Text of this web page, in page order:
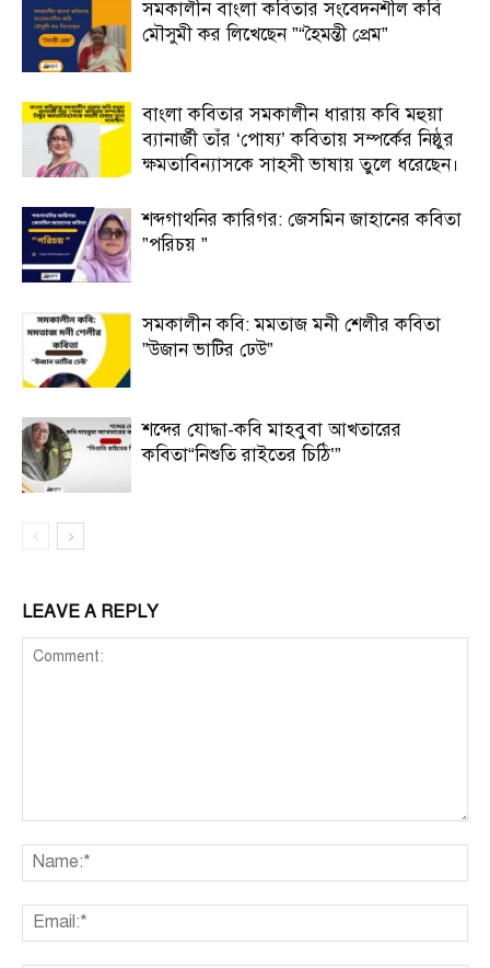
সমকালীন বাংলা কবিতার সংবেদনশীল কবি
মৌসুমী কর লিখেছেন ”“হৈমন্তী প্রেম”
বাংলা কবিতার সমকালীন ধারায় কবি মহুয়া
ব্যানার্জী তাঁর ‘পোষ্য’ কবিতায় সম্পর্কের নিষ্ঠুর
ক্ষমতাবিন্যাসকে সাহসী ভাষায় তুলে ধরেছেন।
শব্দগাথনির কারিগর: জেসমিন জাহানের কবিতা
”পরিচয় ”
সমকালীন কবি: মমতাজ মনী শেলীর কবিতা
”উজান ভাটির ঢেউ”
শব্দের যোদ্ধা-কবি মাহবুবা আখতারের
কবিতা“নিশুতি রাইতের চিঠি’”
LEAVE A REPLY